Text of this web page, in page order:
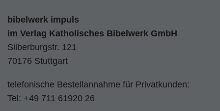
bibelwerk impuls
im Verlag Katholisches Bibelwerk GmbH
Silberburgstr. 121
70176 Stuttgart
telefonische Bestellannahme für Privatkunden:
Tel: +49 711 61920 26